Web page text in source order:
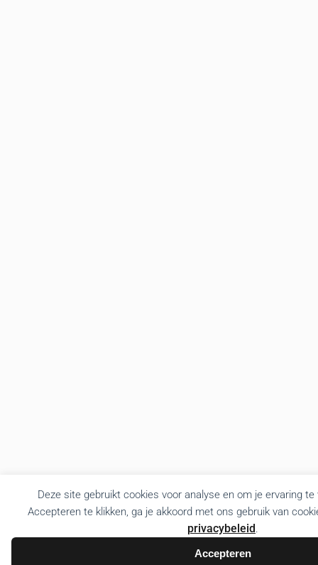
Deze site gebruikt cookies voor analyse en om je ervaring
Accepteren te klikken, ga je akkoord met ons gebruik van
privacybeleid.
Accepteren